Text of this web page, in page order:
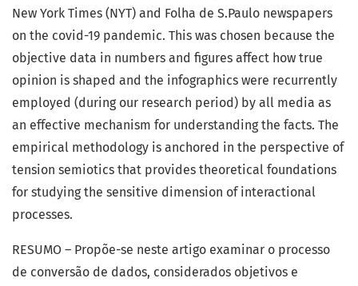
New York Times (NYT) and Folha de S.Paulo newspapers
on the covid-19 pandemic. This was chosen because the
objective data in numbers and figures affect how true
opinion is shaped and the infographics were recurrently
employed (during our research period) by all media as
an effective mechanism for understanding the facts. The
empirical methodology is anchored in the perspective of
tension semiotics that provides theoretical foundations
for studying the sensitive dimension of interactional
processes.
RESUMO – Propõe-se neste artigo examinar o processo
de conversão de dados, considerados objetivos e